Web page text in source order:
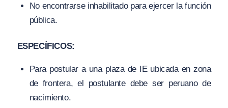
No encontrarse inhabilitado para ejercer la función
pública.
ESPECÍFICOS:
Para postular a una plaza de IE ubicada en zona
de frontera, el postulante debe ser peruano de
nacimiento.